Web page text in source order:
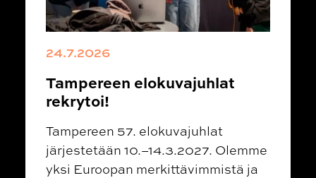
24.7.2026
Tampereen elokuvajuhlat
rekrytoi!
Tampereen 57. elokuvajuhlat
järjestetään 10.–14.3.2027. Olemme
yksi Euroopan merkittävimmistä ja